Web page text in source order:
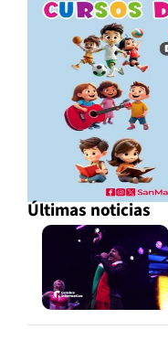
Últimas noticias